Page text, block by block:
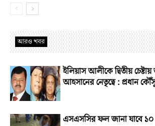
আরও খবর
ইলিয়াস আলীকে দ্বিতীয়
আহসানের নেতৃত্বে : প্রধান
এসএসসির ফল জানা যাবে